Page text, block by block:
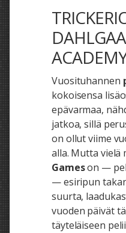
Vuosituhannen
kokoisensa
epävarmaa,
jatkoa, sillä
on ollut viime
alla. Mutta vielä
Gameson —
— esiripun
suurta,
vuoden päivät
täyteläiseen